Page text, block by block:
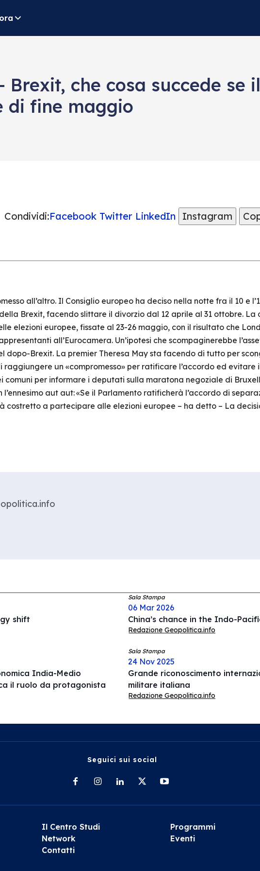
Brexit, che cosa succede se
di fine maggio
Condividi:Facebook Twitter LinkedIn Instagram
all’altro. Il Consiglio europeo ha deciso nella notte fra il 10 e
Brexit, facendo slittare il divorzio dal 12 aprile al 31 ottobre. La
elezioni europee, fissate al 23-26 maggio, con il risultato che
all’Eurocamera. Un’ipotesi che scompaginerebbe
dopo-Brexit. La premier Theresa May sta facendo di tutto per
un «compromesso» per ratificare l’accordo ed evitare
comuni per informare i deputati sulla maratona negoziale di
aut aut: «Se il Parlamento ratificherà l’accordo di
costretto a partecipare alle elezioni europee – ha detto – La
shift
Sala Stampa
06 Mar 2026
China’s chance in the Indo-
Redazione Geopolitica.info
India-Medio
il ruolo da protagonista
Sala Stampa
24 Nov 2025
Grande riconoscimento
militare italiana
Redazione Geopolitica.info
Seguici sui social
Il Centro Studi
Network
Contatti
Programmi
Eventi